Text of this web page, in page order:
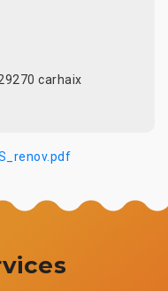
carhaix